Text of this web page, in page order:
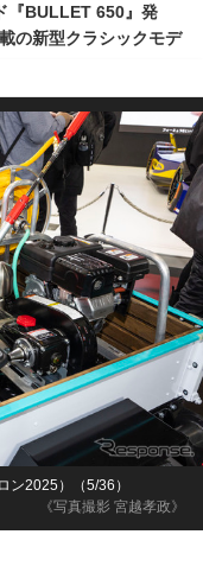
『BULLET 650』発
の新型クラシックモデ
《写真撮影 宮越孝政》
ン2025）（5/36）